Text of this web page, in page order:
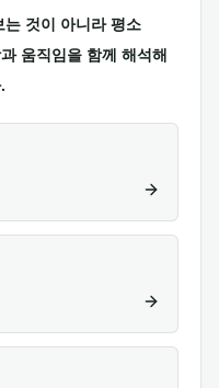
것이 아니라 평소
움직임을 함께 해석해